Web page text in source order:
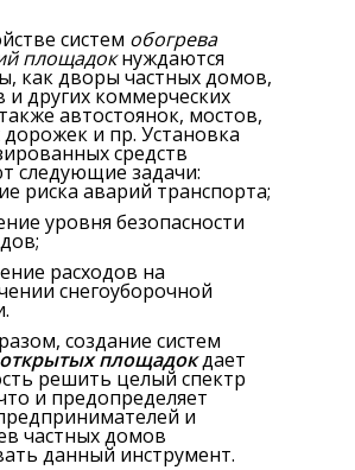
систем обогрева
площадокнуждаются
как дворы частных домов,
и других коммерческих
автостоянок, мостов,
и пр. Установка
средств
следующие задачи:
риска аварий транспорта;
уровня безопасности
расходов на
снегоуборочной
создание систем
площадокдает
решить целый спектр
и предопределяет
и
частных домов
данный инструмент.